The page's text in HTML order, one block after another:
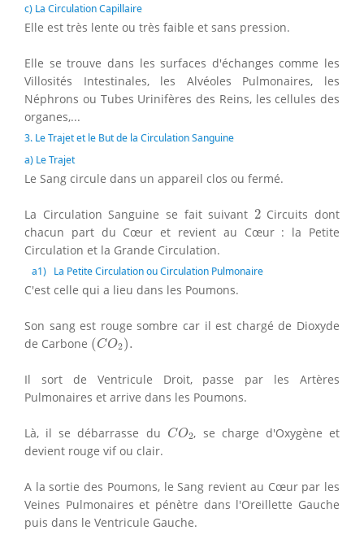
c) La Circulation Capillaire
Elle est très lente ou très faible et sans pression.
Elle se trouve dans les surfaces d'échanges comme les
Villosités Intestinales, les Alvéoles Pulmonaires, les
Néphrons ou Tubes Urinifères des Reins, les cellules des
organes,...
3. Le Trajet et le But de la Circulation Sanguine
a) Le Trajet
Le Sang circule dans un appareil clos ou fermé.
La Circulation Sanguine se fait suivant 2
2Circuits dont
chacun part du Cœur et revient au Cœur : la Petite
Circulation et la Grande Circulation.
a1) La Petite Circulation ou Circulation Pulmonaire
C'est celle qui a lieu dans les Poumons.
Son sang est rouge sombre car il est chargé de Dioxyde
de Carbone (CO2).
(CO2).
Il sort de Ventricule Droit, passe par les Artères
Pulmonaires et arrive dans les Poumons.
Là, il se débarrasse du CO2
CO2 , se charge d'Oxygène et
devient rouge vif ou clair.
A la sortie des Poumons, le Sang revient au Cœur par les
Veines Pulmonaires et pénètre dans l'Oreillette Gauche
puis dans le Ventricule Gauche.